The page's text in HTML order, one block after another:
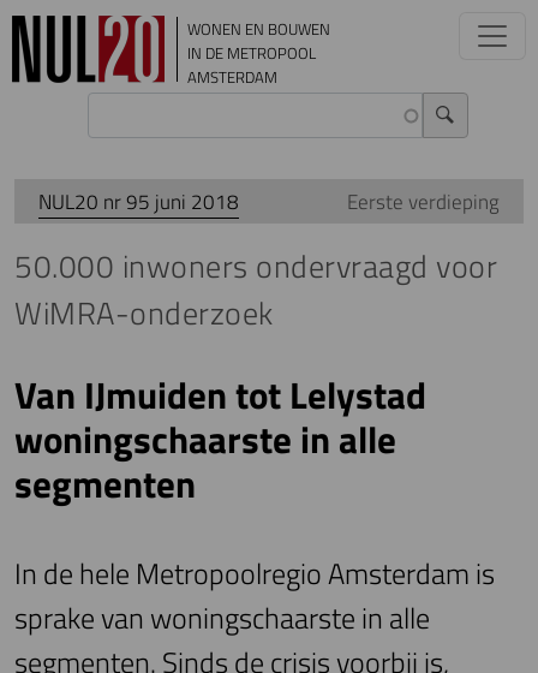
Overslaan en naar de inhoud gaan
WONEN EN BOUWEN
IN DE METROPOOL
AMSTERDAM
NUL20 nr 95 juni 2018 Eerste verdieping
50.000 inwoners ondervraagd voor
WiMRA-onderzoek
Van IJmuiden tot Lelystad
woningschaarste in alle
segmenten
In de hele Metropoolregio Amsterdam is
sprake van woningschaarste in alle
segmenten. Sinds de crisis voorbij is,